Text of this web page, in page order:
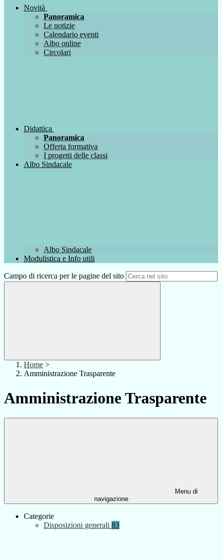
Novità
Panoramica
Le notizie
Calendario eventi
Albo online
Circolari
Didattica
Panoramica
Offerta formativa
I progetti delle classi
Albo Sindacale
Albo Sindacale
Modulistica e Info utili
Campo di ricerca per le pagine del sito
Home >
Amministrazione Trasparente
Amministrazione Trasparente
Menu di
navigazione
Categorie
Disposizioni generali 83